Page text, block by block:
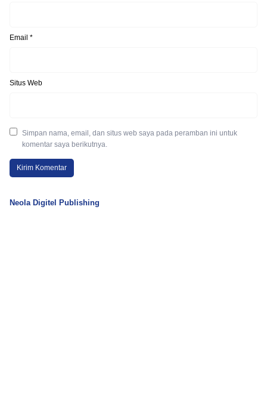
Email *
Situs Web
Simpan nama, email, dan situs web saya pada peramban ini untuk
komentar saya berikutnya.
Neola Digitel Publishing